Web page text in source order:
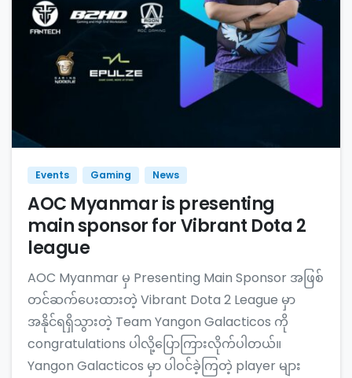
Events Gaming News
AOC Myanmar is presenting
main sponsor for Vibrant Dota 2
league
AOC Myanmar မှ Presenting Main Sponsor အဖြစ်
တင်ဆက်ပေးထားတဲ့ Vibrant Dota 2 League မှာ
အနိုင်ရရှိသွားတဲ့ Team Yangon Galacticos ကို
congratulations ပါလို့ပြောကြားလိုက်ပါတယ်။​
Yangon Galacticos မှာ ပါဝင်ခဲ့ကြတဲ့ player များ